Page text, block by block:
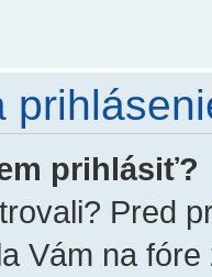
prihlásiť?
Pred
Vám na